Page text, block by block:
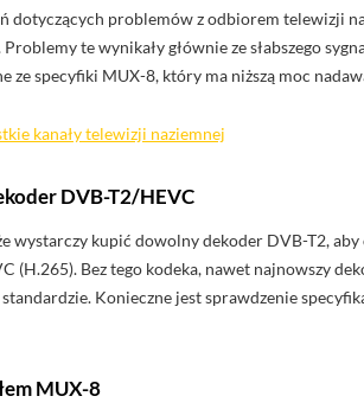
dotyczących problemów z odbiorem telewizji
te wynikały głównie ze słabszego
ze specyfiki MUX-8, który ma niższą moc
kanały telewizji naziemnej
DVB-T2/HEVC
wystarczy kupić dowolny dekoder DVB-T2,
(H.265). Bez tego kodeka, nawet najnowszy
Konieczne jest sprawdzenie
MUX-8